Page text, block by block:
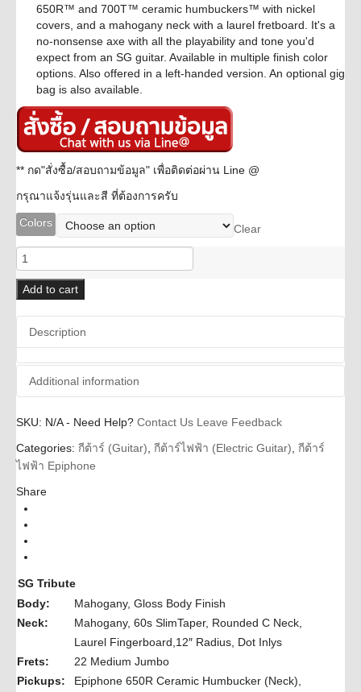
650R™ and 700T™ ceramic humbuckers™ with nickel
covers, and a mahogany neck with a laurel fretboard. It's a
no-nonsense axe with all the playability and tone you'd
expect from an SG guitar. Available in multiple finish color
options. Also offered in a left-handed version. An optional gig
bag is also available.
** กด"สั่งซื้อ/สอบถามข้อมูล" เพื่อติดต่อผ่าน Line @
กรุณาแจ้งรุ่นและสี ที่ต้องการครับ
Colors
Clear
Epiphone
SG
Tribute
quantity
Add to cart
Description
Additional information
Additional information
Brands Epiphone
SKU: N/A- Need Help? Contact Us Leave Feedback
Categories: กีต้าร์ (Guitar) กีต้าร์ไฟฟ้า (Electric Guitar) กีต้าร์
ไฟฟ้า Epiphone
Share
SG Tribute
Body:
Mahogany, Gloss Body Finish
Neck:
Mahogany, 60s SlimTaper, Rounded C Neck,
Laurel Fingerboard,12″ Radius, Dot Inlys
Frets:
22 Medium Jumbo
Pickups:
Epiphone 650R Ceramic Humbucker (Neck),